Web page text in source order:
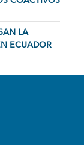
LA
ECUADOR